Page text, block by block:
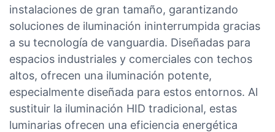
instalaciones de gran tamaño, garantizando
soluciones de iluminación ininterrumpida gracias
a su tecnología de vanguardia. Diseñadas para
espacios industriales y comerciales con techos
altos, ofrecen una iluminación potente,
especialmente diseñada para estos entornos. Al
sustituir la iluminación HID tradicional, estas
luminarias ofrecen una eficiencia energética